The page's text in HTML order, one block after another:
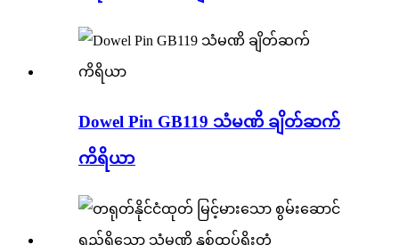
Dowel Pin GB119 သံမဏိ ချိတ်ဆက်
ကိရိယာ